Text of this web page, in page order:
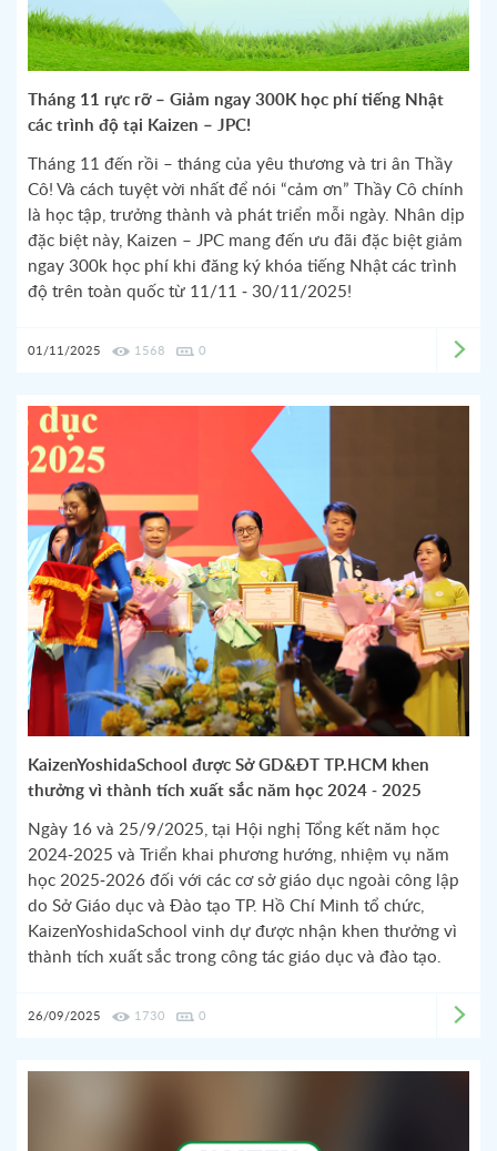
Tháng 11 rực rỡ – Giảm ngay 300K học phí tiếng Nhật
các trình độ tại Kaizen – JPC!
Tháng 11 đến rồi – tháng của yêu thương và tri ân Thầy
Cô! Và cách tuyệt vời nhất để nói “cảm ơn” Thầy Cô chính
là học tập, trưởng thành và phát triển mỗi ngày. Nhân dịp
đặc biệt này, Kaizen – JPC mang đến ưu đãi đặc biệt giảm
ngay 300k học phí khi đăng ký khóa tiếng Nhật các trình
độ trên toàn quốc từ 11/11 - 30/11/2025!
01/11/2025 1568 0
KaizenYoshidaSchool được Sở GD&ĐT TP.HCM khen
thưởng vì thành tích xuất sắc năm học 2024 - 2025
Ngày 16 và 25/9/2025, tại Hội nghị Tổng kết năm học
2024-2025 và Triển khai phương hướng, nhiệm vụ năm
học 2025-2026 đối với các cơ sở giáo dục ngoài công lập
do Sở Giáo dục và Đào tạo TP. Hồ Chí Minh tổ chức,
KaizenYoshidaSchool vinh dự được nhận khen thưởng vì
thành tích xuất sắc trong công tác giáo dục và đào tạo.
26/09/2025 1730 0